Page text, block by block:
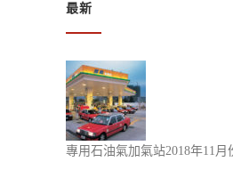
最新
專用石油氣加氣站2018年11